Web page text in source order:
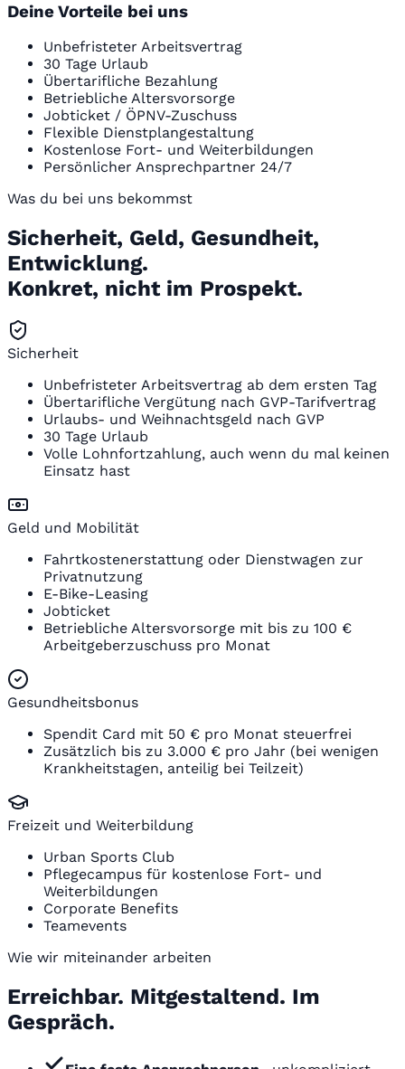
Deine Vorteile bei uns
Unbefristeter Arbeitsvertrag
30 Tage Urlaub
Übertarifliche Bezahlung
Betriebliche Altersvorsorge
Jobticket / ÖPNV-Zuschuss
Flexible Dienstplangestaltung
Kostenlose Fort- und Weiterbildungen
Persönlicher Ansprechpartner 24/7
Was du bei uns bekommst
Sicherheit, Geld, Gesundheit,
Entwicklung.
Konkret, nicht im Prospekt.
Sicherheit
Unbefristeter Arbeitsvertrag ab dem ersten Tag
Übertarifliche Vergütung nach GVP-Tarifvertrag
Urlaubs- und Weihnachtsgeld nach GVP
30 Tage Urlaub
Volle Lohnfortzahlung, auch wenn du mal keinen
Einsatz hast
Geld und Mobilität
Fahrtkostenerstattung oder Dienstwagen zur
Privatnutzung
E-Bike-Leasing
Jobticket
Betriebliche Altersvorsorge mit bis zu 100 €
Arbeitgeberzuschuss pro Monat
Gesundheitsbonus
Spendit Card mit 50 € pro Monat steuerfrei
Zusätzlich bis zu 3.000 € pro Jahr (bei wenigen
Krankheitstagen, anteilig bei Teilzeit)
Freizeit und Weiterbildung
Urban Sports Club
Pflegecampus für kostenlose Fort- und
Weiterbildungen
Corporate Benefits
Teamevents
Wie wir miteinander arbeiten
Erreichbar. Mitgestaltend. Im
Gespräch.